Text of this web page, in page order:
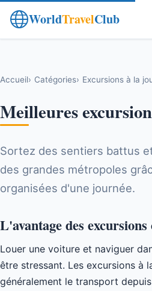
WorldTravelClub
Accueil Catégories Excursions à la
Meilleures
Sortez des sentiers battus
des grandes métropoles
organisées d'une journée.
L'avantage des excursions
Louer une voiture et naviguer
être stressant. Les excursions à
généralement le transport